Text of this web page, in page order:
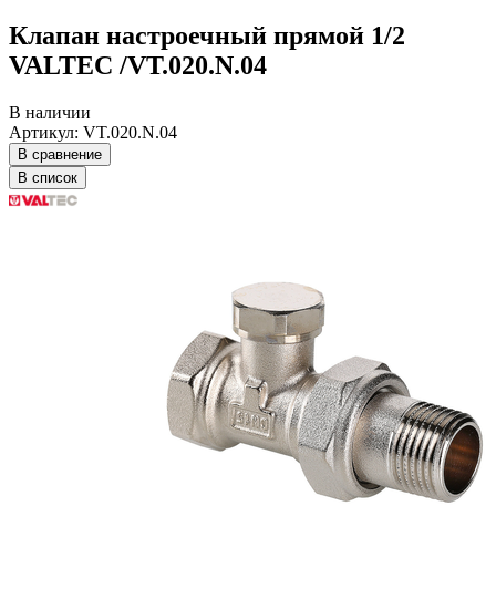
Клапан настроечный прямой 1/2
VALTEC /VT.020.N.04
В наличии
Артикул: VT.020.N.04
В сравнение
В список